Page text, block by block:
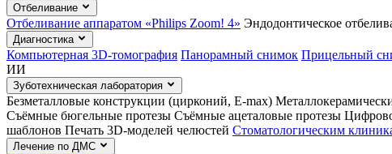
Отбеливание
Отбеливание аппаратом «Philips Zoom! 4» Эндодонтическое
Диагностика
Компьютерная 3D-томография Панорамный снимок Прицельный
ИИ
Зуботехническая лаборатория
Безметалловые конструкции (цирконий, E-max)
Съёмные бюгельные протезы Съёмные ацеталовые протезы
шаблонов Печать 3D-моделей челюстей Стоматологическим
Лечение по ДМС